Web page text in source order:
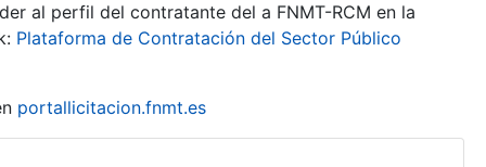
al perfil del contratante del a FNMT-RCM en la
Plataforma de Contratación del Sector Público
portallicitacion.fnmt.es